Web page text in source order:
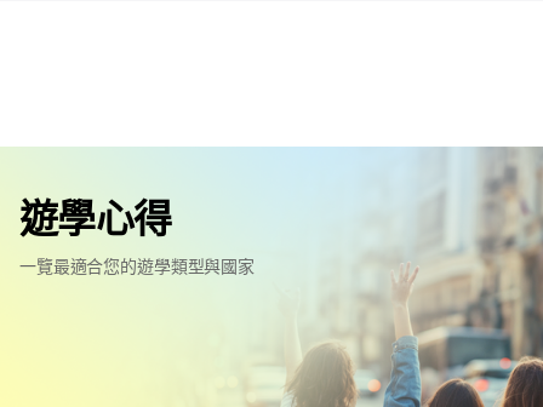
遊學心得
一覽最適合您的遊學類型與國家